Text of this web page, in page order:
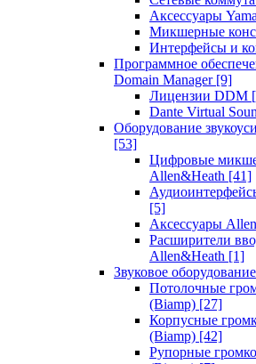
Аксессуары
Микшерные
Интерфейсы и
Программное
Domain Manager [9]
Лицензии DDM
Dante Virtual
Оборудование
[53]
Цифровые
Allen&Heath [41]
[5]
Аксессуары
Расширители
Allen&Heath [1]
Звуковое
Потолочные
(Biamp) [27]
Корпусные
(Biamp) [42]
Рупорные